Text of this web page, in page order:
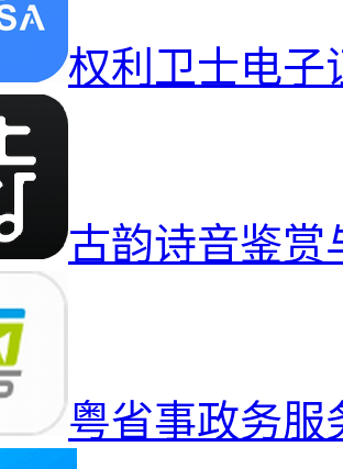
权利卫士电子
古韵诗音鉴赏
粤省事政务服